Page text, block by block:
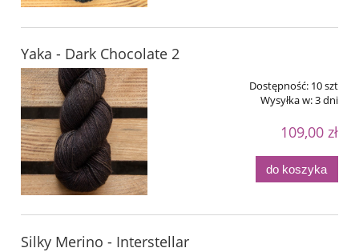
Yaka - Dark Chocolate 2
Dostępność: 10 szt
Wysyłka w:3 dni
109,00 zł
do koszyka
Silky Merino - Interstellar